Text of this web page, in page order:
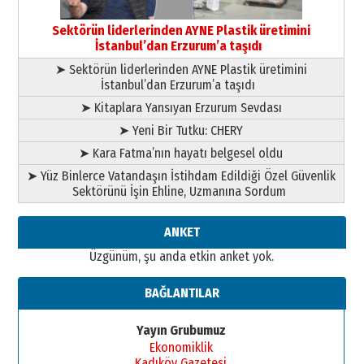
Ardında bıraktığı hatıralarıyla
gönül adamı Faruk Terzioğlu!
13 Mayıs 2026 Çarşamba
Esat BİNDESEN
Başkan Sekmen’den Erzurum’a
bir vizyon proje daha!
02 Ağustos 2026 Pazar
Sektörün liderlerinden AYNE Plastik üretimini
İstanbul’dan Erzurum’a taşıdı
➤ Sektörün liderlerinden AYNE Plastik üretimini
İstanbul’dan Erzurum’a taşıdı
➤ Kitaplara Yansıyan Erzurum Sevdası
➤ Yeni Bir Tutku: CHERY
➤ Kara Fatma’nın hayatı belgesel oldu
➤ Yüz Binlerce Vatandaşın İstihdam Edildiği Özel Güvenlik
Sektörünü İşin Ehline, Uzmanına Sordum
ANKET
Üzgünüm, şu anda etkin anket yok.
BAĞLANTILAR
Yayın Grubumuz
Ekonomiklik